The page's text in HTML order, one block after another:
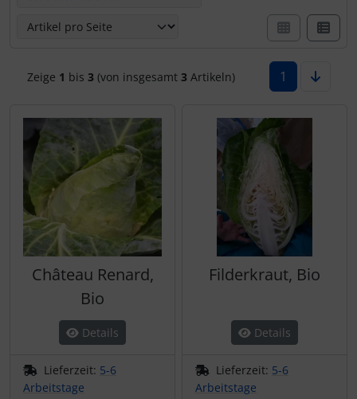
Zeige 1 bis 3(von insgesamt 3Artikeln) 1
Château Renard,
Bio
Details
Lieferzeit: 5-6
Arbeitstage
Filderkraut, Bio
Details
Lieferzeit: 5-6
Arbeitstage